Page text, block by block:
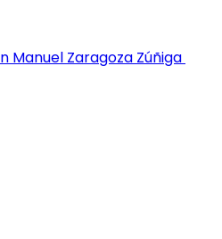
Manuel Zaragoza Zúñiga